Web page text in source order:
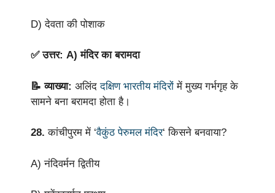
D) देवता की पोशाक
✅ उत्तर: A) मंदिर का बरामदा
📝 व्याख्या: अलिंददक्षिण भारतीय मंदिरों में मुख्य गर्भगृह के
सामने बना बरामदा होता है।
28.कांचीपुरम में ‘वैकुंठ पेरुमल मंदिर‘ किसने बनवाया?
A) नंदिवर्मन द्वितीय